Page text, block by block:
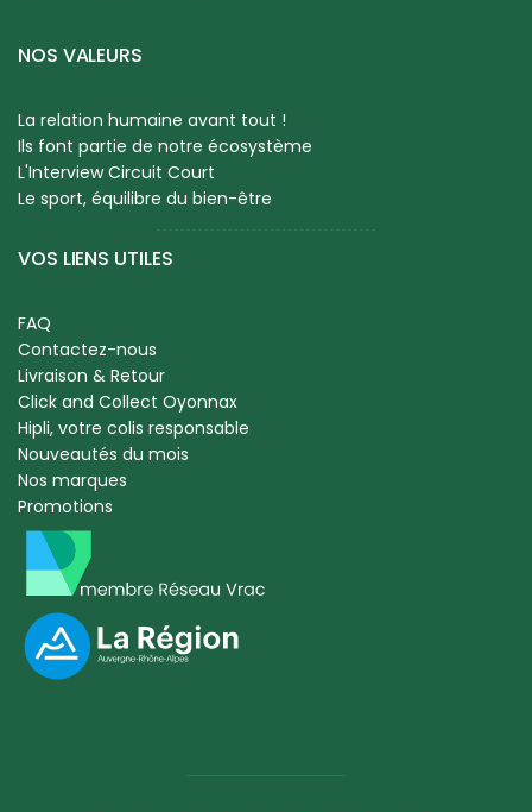
NOS VALEURS
La relation humaine avant tout !
Ils font partie de notre écosystème
L'Interview Circuit Court
Le sport, équilibre du bien-être
VOS LIENS UTILES
FAQ
Contactez-nous
Livraison & Retour
Click and Collect Oyonnax
Hipli, votre colis responsable
Nouveautés du mois
Nos marques
Promotions